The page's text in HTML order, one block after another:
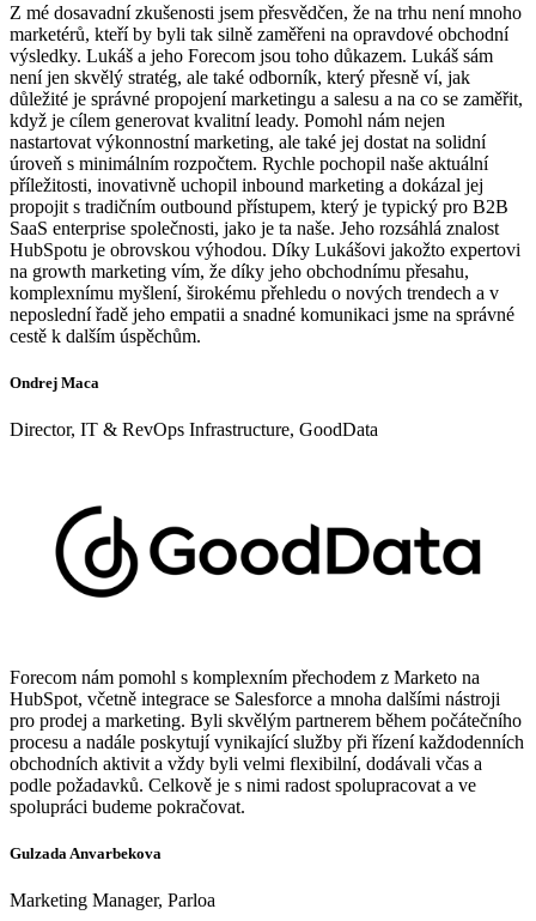
Z mé dosavadní zkušenosti jsem přesvědčen, že na trhu není mnoho
marketérů, kteří by byli tak silně zaměřeni na opravdové obchodní
výsledky. Lukáš a jeho Forecom jsou toho důkazem. Lukáš sám
není jen skvělý stratég, ale také odborník, který přesně ví, jak
důležité je správné propojení marketingu a salesu a na co se zaměřit,
když je cílem generovat kvalitní leady. Pomohl nám nejen
nastartovat výkonnostní marketing, ale také jej dostat na solidní
úroveň s minimálním rozpočtem. Rychle pochopil naše aktuální
příležitosti, inovativně uchopil inbound marketing a dokázal jej
propojit s tradičním outbound přístupem, který je typický pro B2B
SaaS enterprise společnosti, jako je ta naše. Jeho rozsáhlá znalost
HubSpotu je obrovskou výhodou. Díky Lukášovi jakožto expertovi
na growth marketing vím, že díky jeho obchodnímu přesahu,
komplexnímu myšlení, širokému přehledu o nových trendech a v
neposlední řadě jeho empatii a snadné komunikaci jsme na správné
cestě k dalším úspěchům.
Ondrej Maca
Director, IT & RevOps Infrastructure, GoodData
Forecom nám pomohl s komplexním přechodem z Marketo na
HubSpot, včetně integrace se Salesforce a mnoha dalšími nástroji
pro prodej a marketing. Byli skvělým partnerem během počátečního
procesu a nadále poskytují vynikající služby při řízení každodenních
obchodních aktivit a vždy byli velmi flexibilní, dodávali včas a
podle požadavků. Celkově je s nimi radost spolupracovat a ve
spolupráci budeme pokračovat.
Gulzada Anvarbekova
Marketing Manager, Parloa